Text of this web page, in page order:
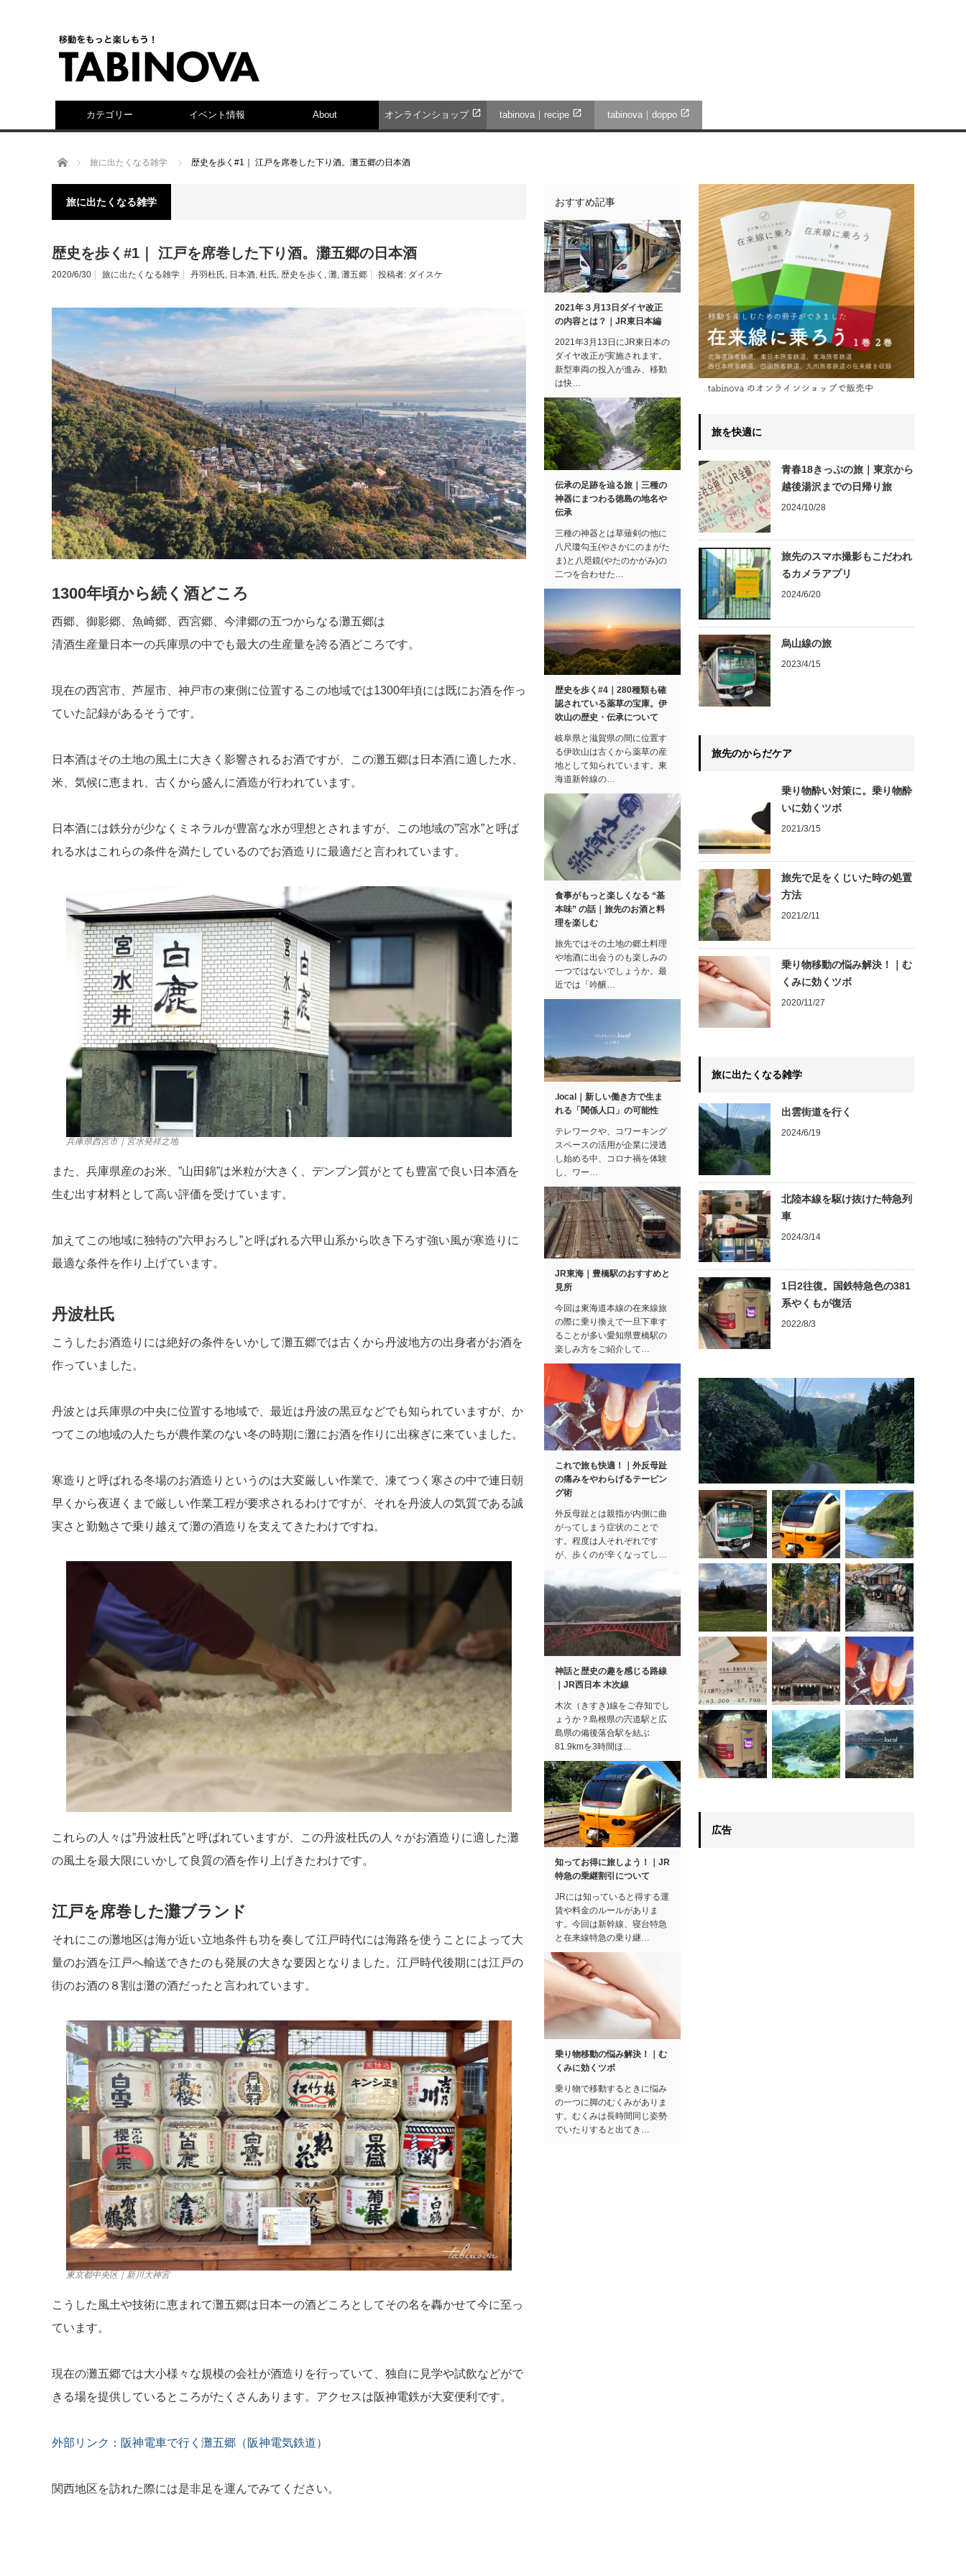
カテゴリー イベント情報 About オンラインショップ open_in_new tabinova｜recipe open_in_new tabinova｜doppo open_in_new
ホーム 旅に出たくなる雑学 歴史を歩く#1｜ 江戸を席巻した下り酒。灘五郷の日本酒
旅に出たくなる雑学
歴史を歩く#1｜ 江戸を席巻した下り酒。灘五郷の日本酒
2020/6/30 旅に出たくなる雑学 丹羽杜氏, 日本酒, 杜氏, 歴史を歩く , 灘, 灘五郷 投稿者: ダイスケ
1300年頃から続く酒どころ
西郷、御影郷、魚崎郷、西宮郷、今津郷の五つからなる灘五郷は
清酒生産量日本一の兵庫県の中でも最大の生産量を誇る酒どころです。
現在の西宮市、芦屋市、神戸市の東側に位置するこの地域では1300年頃には既にお酒を作っ
ていた記録があるそうです。
日本酒はその土地の風土に大きく影響されるお酒ですが、この灘五郷は日本酒に適した水、
米、気候に恵まれ、古くから盛んに酒造が行われています。
日本酒には鉄分が少なくミネラルが豊富な水が理想とされますが、この地域の”宮水”と呼ば
れる水はこれらの条件を満たしているのでお酒造りに最適だと言われています。
兵庫県西宮市｜宮水発祥之地
また、兵庫県産のお米、”山田錦”は米粒が大きく、デンプン質がとても豊富で良い日本酒を
生む出す材料として高い評価を受けています。
加えてこの地域に独特の”六甲おろし”と呼ばれる六甲山系から吹き下ろす強い風が寒造りに
最適な条件を作り上げています。
丹波杜氏
こうしたお酒造りには絶好の条件をいかして灘五郷では古くから丹波地方の出身者がお酒を
作っていました。
丹波とは兵庫県の中央に位置する地域で、最近は丹波の黒豆などでも知られていますが、か
つてこの地域の人たちが農作業のない冬の時期に灘にお酒を作りに出稼ぎに来ていました。
寒造りと呼ばれる冬場のお酒造りというのは大変厳しい作業で、凍てつく寒さの中で連日朝
早くから夜遅くまで厳しい作業工程が要求されるわけですが、それを丹波人の気質である誠
実さと勤勉さで乗り越えて灘の酒造りを支えてきたわけですね。
これらの人々は”丹波杜氏”と呼ばれていますが、この丹波杜氏の人々がお酒造りに適した灘
の風土を最大限にいかして良質の酒を作り上げきたわけです。
江戸を席巻した灘ブランド
それにこの灘地区は海が近い立地条件も功を奏して江戸時代には海路を使うことによって大
量のお酒を江戸へ輸送できたのも発展の大きな要因となりました。江戸時代後期には江戸の
街のお酒の８割は灘の酒だったと言われています。
東京都中央区｜新川大神宮
こうした風土や技術に恵まれて灘五郷は日本一の酒どころとしてその名を轟かせて今に至っ
ています。
現在の灘五郷では大小様々な規模の会社が酒造りを行っていて、独自に見学や試飲などがで
きる場を提供しているところがたくさんあります。アクセスは阪神電鉄が大変便利です。
外部リンク ： 阪神電車で行く灘五郷（阪神電気鉄道）
関西地区を訪れた際には是非足を運んでみてください。
おすすめ記事
2021年３月13日ダイヤ改正
の内容とは？｜JR東日本編
2021年3月13日にJR東日本の
ダイヤ改正が実施されます。
新型車両の投入が進み、移動
は快…
伝承の足跡を辿る旅｜三種の
神器にまつわる徳島の地名や
伝承
三種の神器とは草薙剣の他に
八尺瓊勾玉(やさかにのまがた
ま)と八咫鏡(やたのかがみ)の
二つを合わせた…
歴史を歩く#4｜280種類も確
認されている薬草の宝庫。伊
吹山の歴史・伝承について
岐阜県と滋賀県の間に位置す
る伊吹山は古くから薬草の産
地として知られています。東
海道新幹線の…
食事がもっと楽しくなる “基
本味” の話｜旅先のお酒と料
理を楽しむ
旅先ではその土地の郷土料理
や地酒に出会うのも楽しみの
一つではないでしょうか。最
近では「吟醸…
.local｜新しい働き方で生ま
れる「関係人口」の可能性
テレワークや、コワーキング
スペースの活用が企業に浸透
し始める中、コロナ禍を体験
し、ワー…
JR東海｜豊橋駅のおすすめと
見所
今回は東海道本線の在来線旅
の際に乗り換えで一旦下車す
ることが多い愛知県豊橋駅の
楽しみ方をご紹介して…
これで旅も快適！｜外反母趾
の痛みをやわらげるテーピン
グ術
外反母趾とは親指が内側に曲
がってしまう症状のことで
す。程度は人それぞれです
が、歩くのが辛くなってし…
神話と歴史の趣を感じる路線
｜JR西日本 木次線
木次（きすき)線をご存知でし
ょうか？島根県の宍道駅と広
島県の備後落合駅を結ぶ
81.9kmを3時間ほ…
知ってお得に旅しよう！｜JR
特急の乗継割引について
JRには知っていると得する運
賃や料金のルールがありま
す。今回は新幹線、寝台特急
と在来線特急の乗り継…
乗り物移動の悩み解決！｜む
くみに効くツボ
乗り物で移動するときに悩み
の一つに脚のむくみがありま
す。むくみは長時間同じ姿勢
でいたりすると出てき…
旅を快適に
青春18きっぷの旅｜東京から
越後湯沢までの日帰り旅
2024/10/28
旅先のスマホ撮影もこだわれ
るカメラアプリ
2024/6/20
烏山線の旅
2023/4/15
旅先のからだケア
乗り物酔い対策に。乗り物酔
いに効くツボ
2021/3/15
旅先で足をくじいた時の処置
方法
2021/2/11
乗り物移動の悩み解決！｜む
くみに効くツボ
2020/11/27
旅に出たくなる雑学
出雲街道を行く
2024/6/19
北陸本線を駆け抜けた特急列
車
2024/3/14
1日2往復。国鉄特急色の381
系やくもが復活
2022/8/3
広告